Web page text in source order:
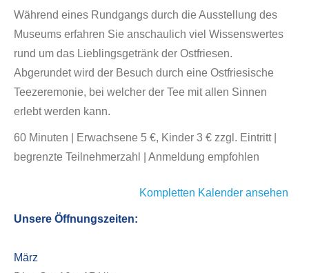
Während eines Rundgangs durch die Ausstellung des
Museums erfahren Sie anschaulich viel Wissenswertes
rund um das Lieblingsgetränk der Ostfriesen.
Abgerundet wird der Besuch durch eine Ostfriesische
Teezeremonie, bei welcher der Tee mit allen Sinnen
erlebt werden kann.
60 Minuten | Erwachsene 5 €, Kinder 3 € zzgl. Eintritt |
begrenzte Teilnehmerzahl | Anmeldung empfohlen
Kompletten Kalender ansehen
Unsere Öffnungszeiten:
März